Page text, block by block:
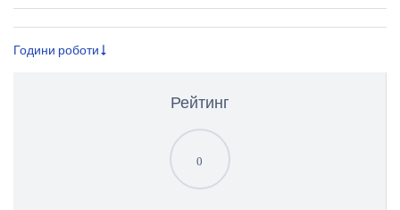
Години роботи
Рейтинг
0